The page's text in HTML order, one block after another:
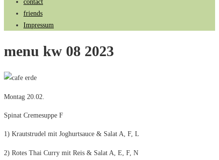
friends
Impressum
menu kw 08 2023
Montag 20.02.
Spinat Cremesuppe F
1) Krautstrudel mit Joghurtsauce & Salat A, F, L
2) Rotes Thai Curry mit Reis & Salat A, E, F, N